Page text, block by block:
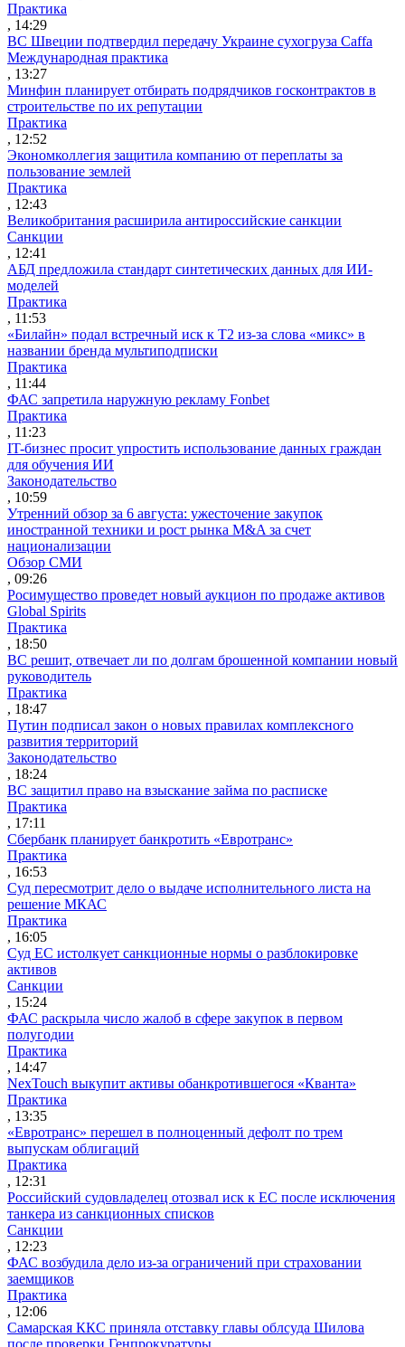
Практика
, 14:29
ВС Швеции подтвердил передачу Украине сухогруза Caffa
Международная практика
, 13:27
Минфин планирует отбирать подрядчиков госконтрактов в
строительстве по их репутации
Практика
, 12:52
Экономколлегия защитила компанию от переплаты за
пользование землей
Практика
, 12:43
Великобритания расширила антироссийские санкции
Санкции
, 12:41
АБД предложила стандарт синтетических данных для ИИ-
моделей
Практика
, 11:53
«Билайн» подал встречный иск к Т2 из-за слова «микс» в
названии бренда мультиподписки
Практика
, 11:44
ФАС запретила наружную рекламу Fonbet
Практика
, 11:23
IT-бизнес просит упростить использование данных граждан
для обучения ИИ
Законодательство
, 10:59
Утренний обзор за 6 августа: ужесточение закупок
иностранной техники и рост рынка M&A за счет
национализации
Обзор СМИ
, 09:26
Росимущество проведет новый аукцион по продаже активов
Global Spirits
Практика
, 18:50
ВС решит, отвечает ли по долгам брошенной компании новый
руководитель
Практика
, 18:47
Путин подписал закон о новых правилах комплексного
развития территорий
Законодательство
, 18:24
ВС защитил право на взыскание займа по расписке
Практика
, 17:11
Сбербанк планирует банкротить «Евротранс»
Практика
, 16:53
Суд пересмотрит дело о выдаче исполнительного листа на
решение МКАС
Практика
, 16:05
Суд ЕС истолкует санкционные нормы о разблокировке
активов
Санкции
, 15:24
ФАС раскрыла число жалоб в сфере закупок в первом
полугодии
Практика
, 14:47
NexTouch выкупит активы обанкротившегося «Кванта»
Практика
, 13:35
«Евротранс» перешел в полноценный дефолт по трем
выпускам облигаций
Практика
, 12:31
Российский судовладелец отозвал иск к ЕС после исключения
танкера из санкционных списков
Санкции
, 12:23
ФАС возбудила дело из-за ограничений при страховании
заемщиков
Практика
, 12:06
Самарская ККС приняла отставку главы облсуда Шилова
после проверки Генпрокуратуры